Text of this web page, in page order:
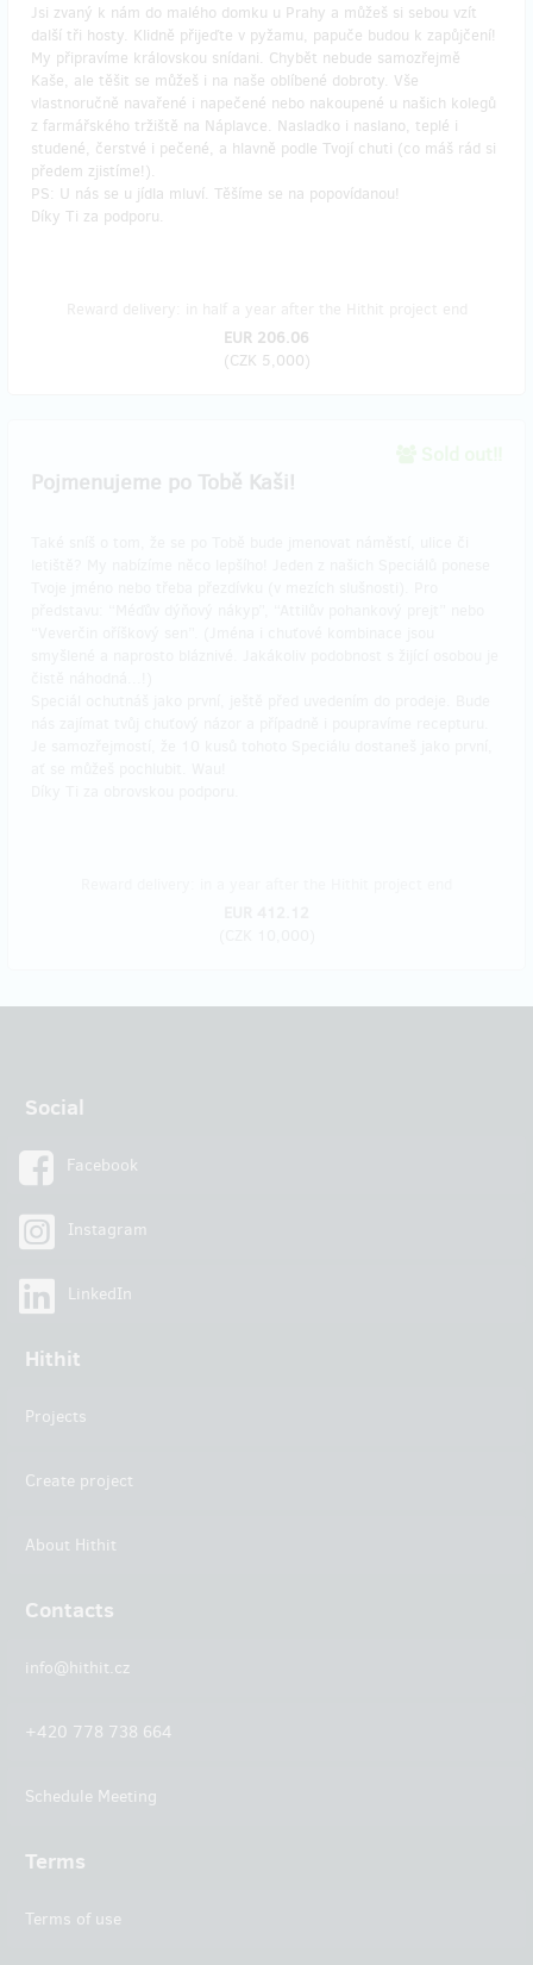
Jsi zvaný k nám do malého domku u Prahy a můžeš si sebou vzít
další tři hosty. Klidně přijeďte v pyžamu, papuče budou k zapůjčení!
My připravíme královskou snídani. Chybět nebude samozřejmě
Kaše, ale těšit se můžeš i na naše oblíbené dobroty. Vše
vlastnoručně navařené i napečené nebo nakoupené u našich kolegů
z farmářského tržiště na Náplavce. Nasladko i naslano, teplé i
studené, čerstvé i pečené, a hlavně podle Tvojí chuti (co máš rád si
předem zjistíme!).
PS: U nás se u jídla mluví. Těšíme se na popovídanou!
Díky Ti za podporu.
EUR 206.06
(CZK 5,000)
Pojmenujeme po Tobě Kaši!
Social
Facebook
Instagram
LinkedIn
Hithit
Projects
Create project
About Hithit
Contacts
info@hithit.cz
+420 778 738 664
Schedule Meeting
Terms
Terms of use